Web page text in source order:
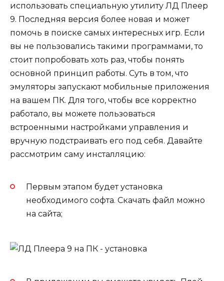
использовать специальную утилиту ЛД Плеер
9. Последняя версия более новая и может
помочь в поиске самых интересных игр. Если
вы не пользовались такими программами, то
стоит попробовать хоть раз, чтобы понять
основной принцип работы. Суть в том, что
эмуляторы запускают мобильные приложения
на вашем ПК. Для того, чтобы все корректно
работало, вы можете пользоваться
встроенными настройками управления и
вручную подстраивать его под себя. Давайте
рассмотрим саму инсталляцию:
Первым этапом будет установка
необходимого софта. Скачать файл можно
на сайта;